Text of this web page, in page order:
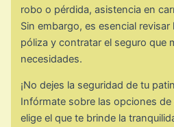
robo o pérdida, asistencia en
Sin embargo, es esencial
póliza y contratar el seguro que
necesidades.
¡No dejes la seguridad de tu
Infórmate sobre las opciones
elige el que te brinde la